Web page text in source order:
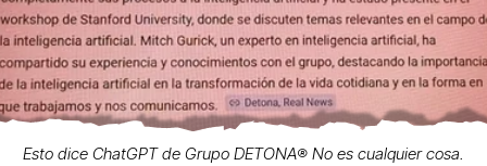
Esto dice ChatGPT de Grupo DETONA®️ No es cualquier cosa.